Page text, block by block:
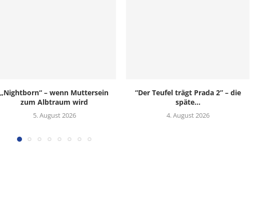
„Nightborn“ – wenn Muttersein
zum Albtraum wird
5. August 2026
“Der Teufel trägt Prada 2” – die
späte...
4. August 2026